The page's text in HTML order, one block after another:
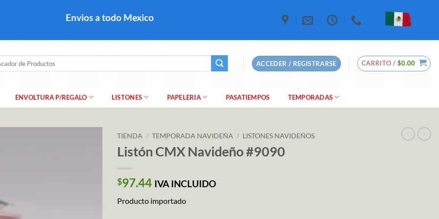
Envios a todo Mexico
ACCEDER / REGISTRARSE CARRITO / $0.00
ENVOLTURA P/REGALO LISTONES PAPELERIA PASATIEMPOS TEMPORADAS
TIENDA / TEMPORADA NAVIDEÑA / LISTONES NAVIDEÑOS
Listón CMX Navideño #9090
$97.44 IVA INCLUIDO
Producto importado